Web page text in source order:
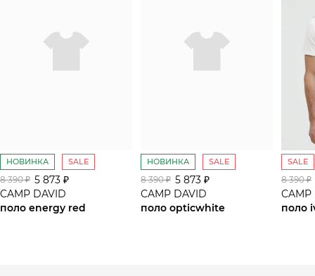
НОВИНКА SALE
8 390 ₽ 5 873 ₽
CAMP DAVID
поло energy red
НОВИНКА SALE
8 390 ₽ 5 873 ₽
CAMP DAVID
поло opticwhite
SALE
8 390 ₽
CAMP
поло